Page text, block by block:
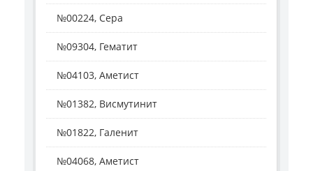
№00224, Сера
№09304, Гематит
№04103, Аметист
№01382, Висмутинит
№01822, Галенит
№04068, Аметист